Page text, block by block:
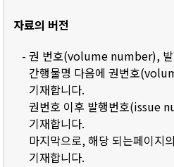
자료의 버전
- 권 번호(volume number),
간행물명 다음에 권번호
기재합니다.
권번호 이후 발행번호(issue
기재합니다.
마지막으로, 해당 되는페이지
기재합니다.